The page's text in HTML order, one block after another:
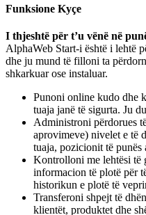
Funksione Kyçe
I thjeshtë për t’u vënë në
AlphaWeb Start-i është i lehtë
dhe ju mund të filloni ta
shkarkuar ose instaluar.
Punoni online kudo dhe
tuaja janë të sigurta. Ju
Administroni përdorues
aprovimeve) nivelet e të
tuaja, pozicionit të punës
Kontrolloni me lehtësi të
informacion të plotë për
historikun e plotë të
Transferoni shpejt të
klientët, produktet dhe